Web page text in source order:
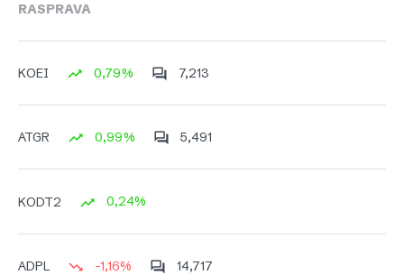
RASPRAVA
KOEI 0,79% 7,213
ATGR 0,99% 5,491
KODT2 0,24%
ADPL -1,16% 14,717